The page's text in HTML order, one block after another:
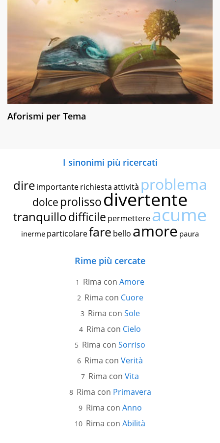
Aforismi per Tema
I sinonimi più ricercati
dire importante richiestaattività problema
dolce prolissodivertente
tranquillodifficile permettereacume
inerme particolarefare bello amore paura
Rime più cercate
Rima con Amore
Rima con Cuore
Rima con Sole
Rima con Cielo
Rima con Sorriso
Rima con Verità
Rima con Vita
Rima con Primavera
Rima con Anno
Rima con Abilità